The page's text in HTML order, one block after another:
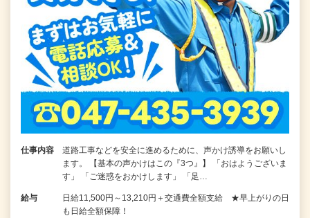
仕事内容
道路工事などを安全に進めるために、声かけ誘導をお願いし
ます。 【基本の声かけはこの『3つ』】 「おはようございま
す」 「ご迷惑をおかけします」 「足…
給与
日給11,500円～13,210円＋交通費全額支給 ★早上がりの日
も日給全額保障！